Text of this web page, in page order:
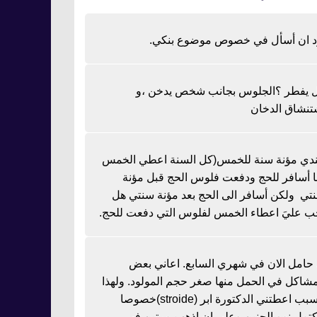
ان أسأل في خصوص موضوع بنكي.
يفطر ؟الجلوس بجانب شخص يدخن ،و
الدخان
مؤنة سنة للخمس(كل السنة اعطي الخمس
أسافر للحج ودفعت فلوس الحج قبل مؤنة
ولكن أسافر الى الحج بعد مؤنة سنتي هل
عليَ اعطاء الخمس لفلوس التي دفعت للحج.
حامل الان في شهري السابع. اعاني بعض
في الحمل منها صغر حجم المولود. ولهذا
السبب اعطتني الدكتورة ابر (stroide)خصوصا